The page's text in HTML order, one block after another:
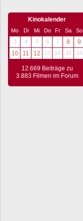
Kinokalender
Mo Di Mi Do Fr Sa
So
3
4 5 6 7 8
9
10
11 12 13 14 15 16
12.669 Beiträge zu
3.883 Filmen im Forum